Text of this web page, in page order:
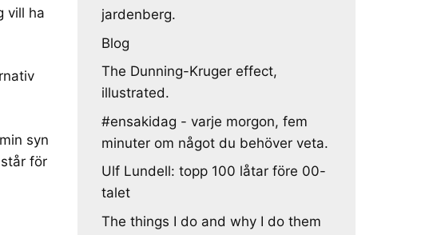
vill ha
syn
för
jardenberg.
Blog
The Dunning-Kruger effect,
illustrated.
#ensakidag - varje morgon, fem
minuter om något du behöver veta.
Ulf Lundell: topp 100 låtar före 00-
talet
The things I do and why I do them